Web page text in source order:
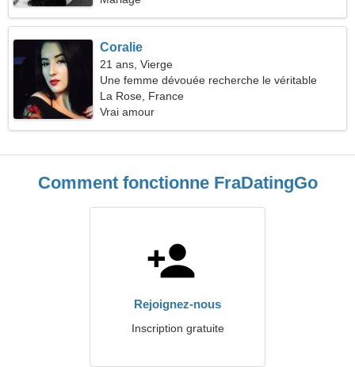
Coralie
21 ans, Vierge
Une femme dévouée recherche le véritable
amour
La Rose, France
Vrai amour
Comment fonctionne FraDatingGo
Rejoignez-nous
Inscription gratuite